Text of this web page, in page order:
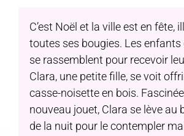
C’est Noël et la ville est en fête,
toutes ses bougies. Les enfants
se rassemblent pour recevoir
Clara, une petite fille, se voit
casse-noisette en bois.
nouveau jouet, Clara se lève au
de la nuit pour le contempler